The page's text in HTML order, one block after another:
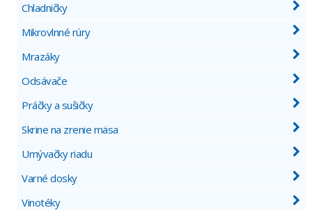
Chladničky
Mikrovlnné rúry
Mrazáky
Odsávače
Práčky a sušičky
Skrine na zrenie mäsa
Umývačky riadu
Varné dosky
Vinotéky